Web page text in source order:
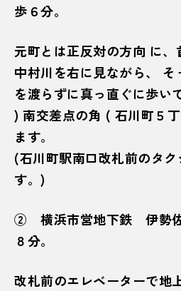
歩６分。
元町とは正反対の方向 に
中村川を右に見ながら、
を渡らずに真っ直ぐに歩い
) 南交差点の角 ( 石川町５
ます。
(石川町駅南口改札前のタ
す。)
② 横浜市営地下鉄 伊勢佐
８分。
改札前のエレベーターで地